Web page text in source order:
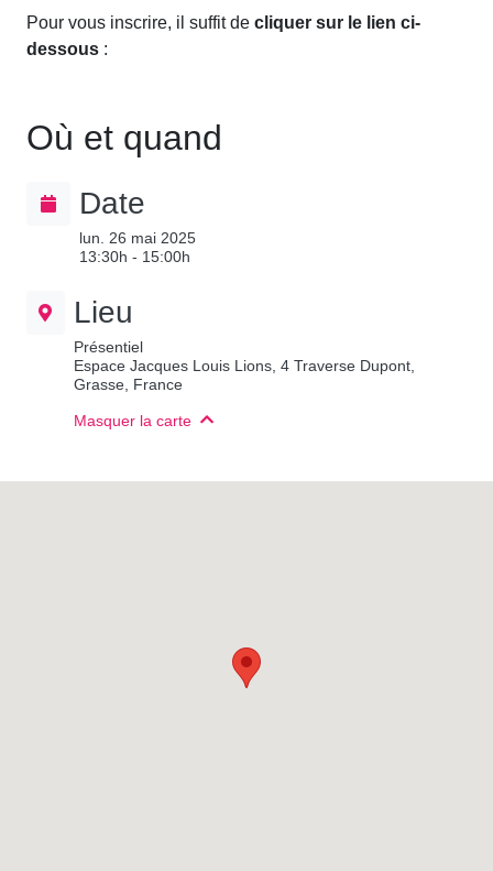
Pour vous inscrire, il suffit decliquer sur le lien ci-
dessous:
Où et quand
Date
lun. 26 mai 2025
13:30h - 15:00h
Lieu
Présentiel
Espace Jacques Louis Lions, 4 Traverse Dupont,
Grasse, France
Masquer la carte